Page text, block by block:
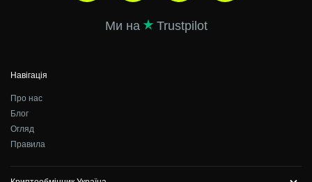
Ми на Trustpilot
Навігація
Про нас
Блог
Огляд
Правила